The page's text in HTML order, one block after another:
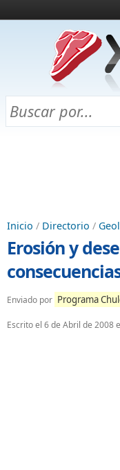
¿Qué es esto?
Directorio
Chuletas para exámenes
Inicio / Directorio /
Erosión y
Enviado por Programa
Escrito el 6 de Abril de 2008